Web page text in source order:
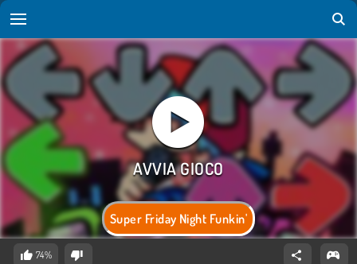
Super Friday Night Funkin'
74%